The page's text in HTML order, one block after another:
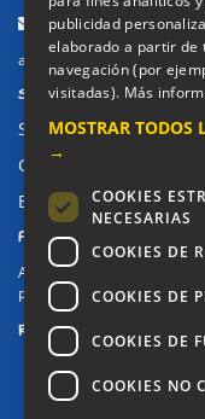
Email:
alkor@colegioalkor.com
SUGERENCIAS Y
Sugerencias, Quejas,
Canal de denuncias
Buzón denuncia
PRIVACIDAD
Aviso legal / Política de
Política de Cookies
REDES SOCIALES
publicidad
elaborado a partir de
navegación (por
visitadas). Más
MOSTRAR TODOS
→
COOKIES
NECESARIAS
COOKIES DE
COOKIES DE
COOKIES DE
COOKIES NO